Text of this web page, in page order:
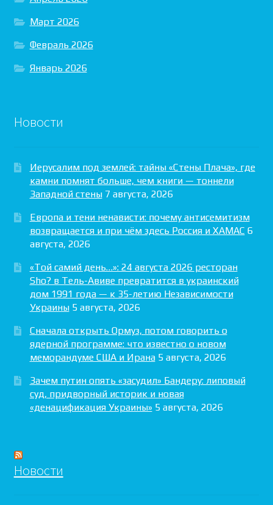
Март 2026
Февраль 2026
Январь 2026
Новости
Иерусалим под землей: тайны «Стены Плача», где
камни помнят больше, чем книги — тоннели
Западной стены 7 августа, 2026
Европа и тени ненависти: почему антисемитизм
возвращается и при чём здесь Россия и ХАМАС 6
августа, 2026
«Той самий день…»: 24 августа 2026 ресторан
Sho? в Тель-Авиве превратится в украинский
дом 1991 года — к 35-летию Независимости
Украины 5 августа, 2026
Сначала открыть Ормуз, потом говорить о
ядерной программе: что известно о новом
меморандуме США и Ирана 5 августа, 2026
Зачем путин опять «засудил» Бандеру: липовый
суд, придворный историк и новая
«денацификация Украины» 5 августа, 2026
Новости